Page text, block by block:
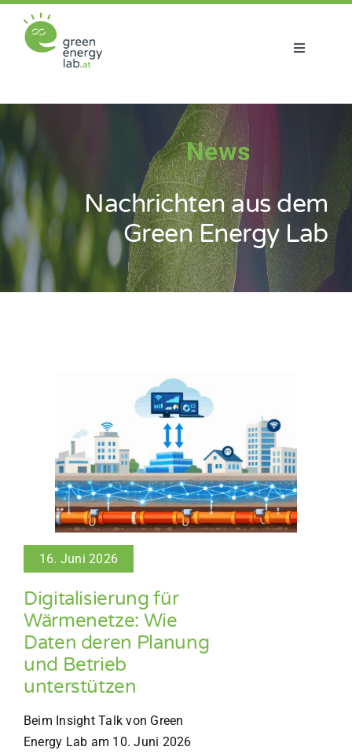
Inhalt
springen
Toggle
Projekte
Aktuelles
Netzwerk
News
Nachrichten aus dem
Green Energy Lab
16. Juni 2026
Digitalisierung für
Wärmenetze: Wie
Daten deren Planung
und Betrieb
unterstützen
Beim Insight Talk von Green
Energy Lab am 10. Juni 2026